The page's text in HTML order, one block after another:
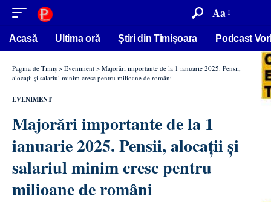
conținut Aa
Acasă Ultima oră Știri din Timișoara Podcast
Pagina de Timiș > Eveniment > Majorări importante de la 1 ianuarie 2025. Pensii,
alocații și salariul minim cresc pentru milioane de români
EVENIMENT
Majorări importante de la 1
ianuarie 2025. Pensii, alocații și
salariul minim cresc pentru
milioane de români